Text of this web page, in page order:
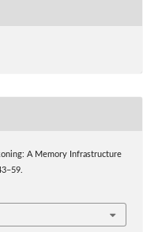
A Memory Infrastructure